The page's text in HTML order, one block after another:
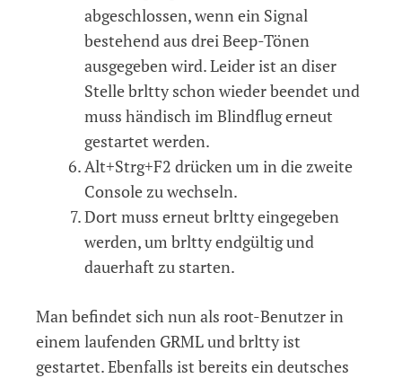
abgeschlossen, wenn ein Signal
bestehend aus drei Beep-Tönen
ausgegeben wird. Leider ist an diser
Stelle brltty schon wieder beendet und
muss händisch im Blindflug erneut
gestartet werden.
Alt+Strg+F2 drücken um in die zweite
Console zu wechseln.
Dort muss erneut brltty eingegeben
werden, um brltty endgültig und
dauerhaft zu starten.
Man befindet sich nun als root-Benutzer in
einem laufenden GRML und brltty ist
gestartet. Ebenfalls ist bereits ein deutsches